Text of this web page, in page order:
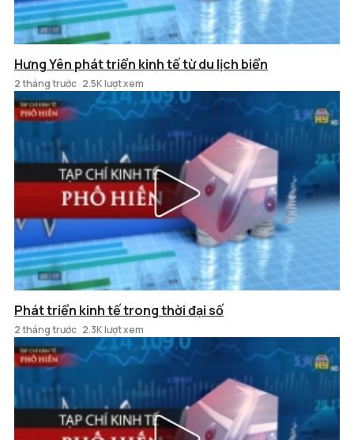
Hưng Yên phát triển kinh tế từ du lịch biển
2 tháng trước 2.5K lượt xem
Phát triển kinh tế trong thời đại số
2 tháng trước 2.3K lượt xem